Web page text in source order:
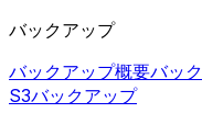
バックアップ
バックアップ概要バッ
S3バックアップ